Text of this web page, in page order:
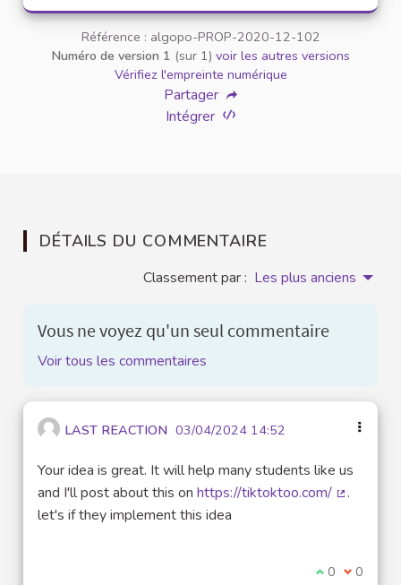
Référence : algopo-PROP-2020-12-102
Numéro de version 1 (sur 1) voir les autres versions
Vérifiez l'empreinte numérique
Partager
Intégrer
DÉTAILS DU COMMENTAIRE
Classement par : Les plus anciens
Vous ne voyez qu'un seul commentaire
Voir tous les commentaires
LAST REACTION 03/04/2024 14:52
Your idea is great. It will help many students like us
and I'll post about this on https://tiktoktoo.com/
.
let's if they implement this idea
Je suis
0 Je ne
0